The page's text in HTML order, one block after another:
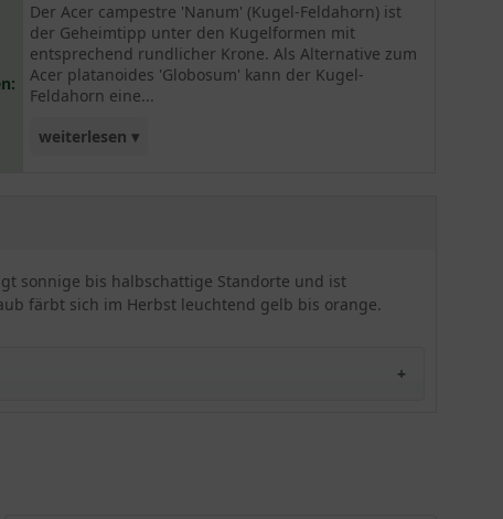
Der Acer campestre 'Nanum' (Kugel-Feldahorn) ist
der Geheimtipp unter den Kugelformen mit
entsprechend rundlicher Krone. Als Alternative zum
Acer platanoides 'Globosum' kann der Kugel-
Feldahorn eine...
weiterlesen ▾
sonnige bis halbschattige Standorte und ist
färbt sich im Herbst leuchtend gelb bis orange.